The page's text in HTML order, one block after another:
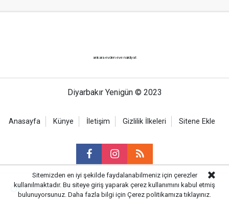
ankara evden eve nakliyat
Diyarbakır Yenigün © 2023
Anasayfa Künye İletişim Gizlilik İlkeleri Sitene Ekle
Haber Portalı Yazılımı
Sitemizden en iyi şekilde faydalanabilmeniz için çerezler
kullanılmaktadır. Bu siteye giriş yaparak çerez kullanımını kabul etmiş
bulunuyorsunuz. Daha fazla bilgi için Çerez politikamıza tıklayınız.